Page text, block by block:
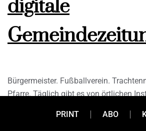
digitale
Bürgermeister. Fußballverein.
Pfarre. Täglich gibt es von örtlichen
gedruckte Gemeindezeitung, auf
PRINT ABO